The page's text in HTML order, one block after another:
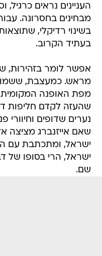
העניינים נראים
מבחינים בחסרונה.
בשינוי רדיקלי,
בעתיד הקרוב.
אפשר לומר בזהירות,
מראש. כמעצבת,
מפת האופנה
שהעזה לקדם חליפות
נערים שדופים
שאם אייזנברג מציצה
ישראל, ומתכתבת עם
ישראל, הרי בסופו
שם.